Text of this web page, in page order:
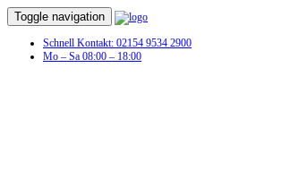
Toggle navigation
Schnell Kontakt: 02154 9534 2900
Mo – Sa 08:00 – 18:00